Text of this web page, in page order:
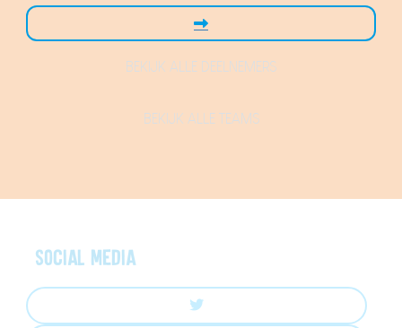
BEKIJK ALLE DEELNEMERS
BEKIJK ALLE TEAMS
Social media